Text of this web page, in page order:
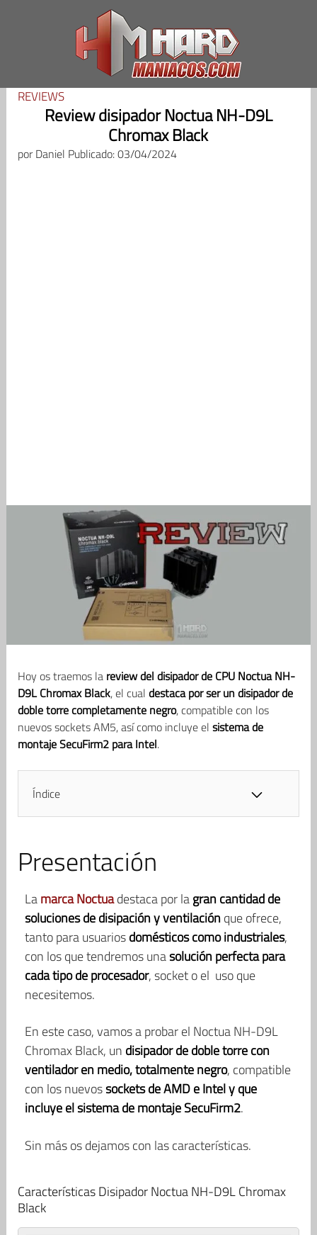
REVIEWS
Review disipador Noctua NH-D9L
Chromax Black
porDaniel Publicado: 03/04/2024
Hoy os traemos la review del disipador de CPU Noctua NH-
D9L Chromax Black, el cual destaca por ser un disipador de
doble torre completamente negro, compatible con los
nuevos sockets AM5, así como incluye el sistema de
montaje SecuFirm2 para Intel.
Índice
Presentación
Lamarca Noctuadestaca por lagran cantidad de
soluciones de disipación y ventilaciónque ofrece,
tanto para usuariosdomésticos como industriales,
con los que tendremos unasolución perfecta para
cada tipo de procesador, socket o el uso que
necesitemos.
En este caso, vamos a probar el Noctua NH-D9L
Chromax Black, un disipador de doble torre con
ventilador en medio, totalmente negro, compatible
con los nuevossockets de AMD e Intel y que
incluye el sistema de montaje SecuFirm2.
Sin más os dejamos con las características.
Características Disipador Noctua NH-D9L Chromax
Black